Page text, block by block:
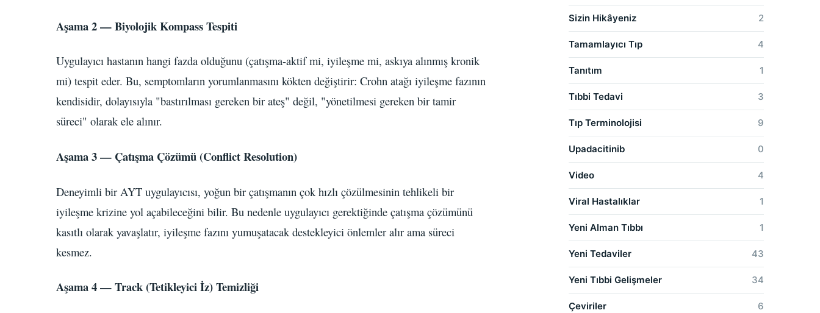
Aşama 2 — Biyolojik Kompass Tespiti
Uygulayıcı hastanın hangi fazda olduğunu (çatışma-aktif mi, iyileşme mi, askıya alınmış kronik
mi) tespit eder. Bu, semptomların yorumlanmasını kökten değiştirir: Crohn atağı iyileşme fazının
kendisidir, dolayısıyla "bastırılması gereken bir ateş" değil, "yönetilmesi gereken bir tamir
süreci" olarak ele alınır.
Aşama 3 — Çatışma Çözümü (Conflict Resolution)
Deneyimli bir AYT uygulayıcısı, yoğun bir çatışmanın çok hızlı çözülmesinin tehlikeli bir
iyileşme krizine yol açabileceğini bilir. Bu nedenle uygulayıcı gerektiğinde çatışma çözümünü
kasıtlı olarak yavaşlatır, iyileşme fazını yumuşatacak destekleyici önlemler alır ama süreci
kesmez.
Aşama 4 — Track (Tetikleyici İz) Temizliği
Sizin Hikâyeniz 2
Tamamlayıcı Tıp 4
Tanıtım 1
Tıbbi Tedavi 3
Tıp Terminolojisi 9
Upadacitinib 0
Video 4
Viral Hastalıklar 1
Yeni Alman Tıbbı 1
Yeni Tedaviler 43
Yeni Tıbbi Gelişmeler 34
Çeviriler 6